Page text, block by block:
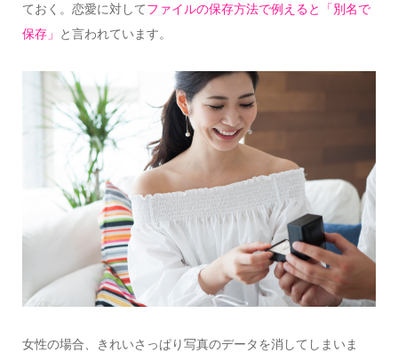
ておく。恋愛に対してファイルの保存方法で例えると「別名で
保存」
と言われています。
女性の場合、きれいさっぱり写真のデータを消してしまいま